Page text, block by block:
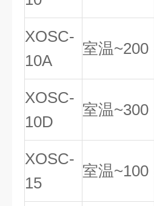
XOSC-
10A
室温~200
XOSC-
10D
室温~300
XOSC-
15
室温~100